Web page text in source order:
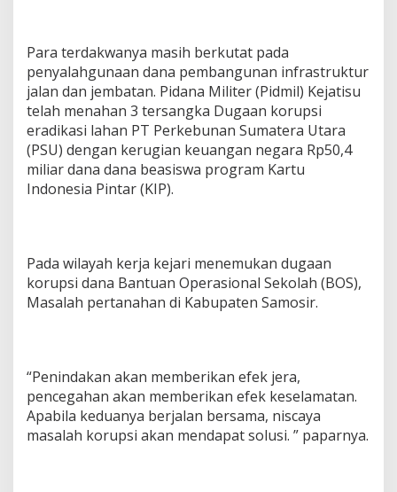
Para terdakwanya masih berkutat pada
penyalahgunaan dana pembangunan infrastruktur
jalan dan jembatan. Pidana Militer (Pidmil) Kejatisu
telah menahan 3 tersangka Dugaan korupsi
eradikasi lahan PT Perkebunan Sumatera Utara
(PSU) dengan kerugian keuangan negara Rp50,4
miliar dana dana beasiswa program Kartu
Indonesia Pintar (KIP).
Pada wilayah kerja kejari menemukan dugaan
korupsi dana Bantuan Operasional Sekolah (BOS),
Masalah pertanahan di Kabupaten Samosir.
“Penindakan akan memberikan efek jera,
pencegahan akan memberikan efek keselamatan.
Apabila keduanya berjalan bersama, niscaya
masalah korupsi akan mendapat solusi. ” paparnya.